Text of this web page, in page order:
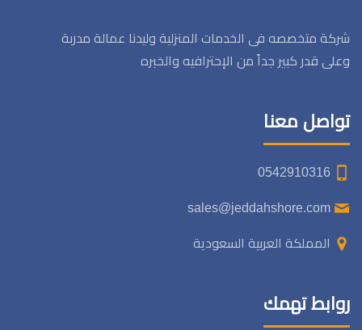
شركة متخصصه فى الخدمات المنزلية وليدنا عمالة مدربة
وعلى قدر كبير جداً من الإحترافيه والخبره
تواصل معنا
المملكة العربية السعودية
روابط تهمك